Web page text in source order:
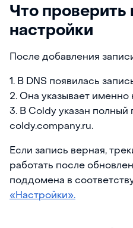
Что проверить
настройки
После добавления
1. В DNS появилась
2. Она указывает именно
3. В Coldy указан
coldy.company.ru.
Если запись верная,
работать после
поддомена в
«Настройки».